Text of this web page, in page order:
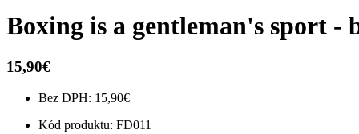
Boxing is a gentleman's sport -
15,90€
Bez DPH: 15,90€
Kód produktu: FD011